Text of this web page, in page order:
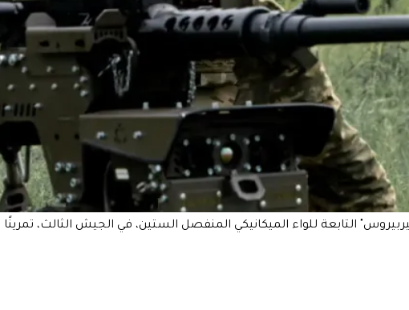
التابعة للواء الميكانيكي المنفصل الستين، في الجيش الثالث،